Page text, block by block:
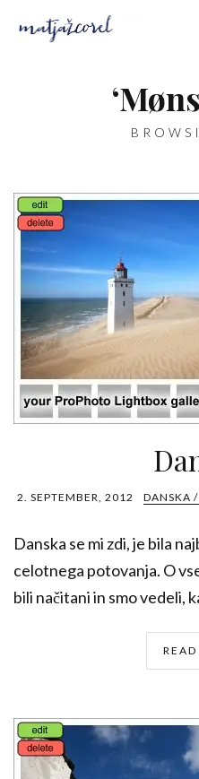
2. SEPTEMBER, 2012 DANSKA
Danska se mi zdi, je bila
celotnega potovanja. O
bili načitani in smo vedeli,